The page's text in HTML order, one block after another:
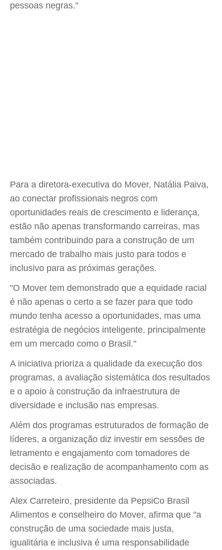
pessoas negras."
Para a diretora-executiva do Mover, Natália Paiva,
ao conectar profissionais negros com
oportunidades reais de crescimento e liderança,
estão não apenas transformando carreiras, mas
também contribuindo para a construção de um
mercado de trabalho mais justo para todos e
inclusivo para as próximas gerações.
"O Mover tem demonstrado que a equidade racial
é não apenas o certo a se fazer para que todo
mundo tenha acesso a oportunidades, mas uma
estratégia de negócios inteligente, principalmente
em um mercado como o Brasil."
A iniciativa prioriza a qualidade da execução dos
programas, a avaliação sistemática dos resultados
e o apoio à construção da infraestrutura de
diversidade e inclusão nas empresas.
Além dos programas estruturados de formação de
líderes, a organização diz investir em sessões de
letramento e engajamento com tomadores de
decisão e realização de acompanhamento com as
associadas.
Alex Carreteiro, presidente da PepsiCo Brasil
Alimentos e conselheiro do Mover, afirma que "a
construção de uma sociedade mais justa,
igualitária e inclusiva é uma responsabilidade